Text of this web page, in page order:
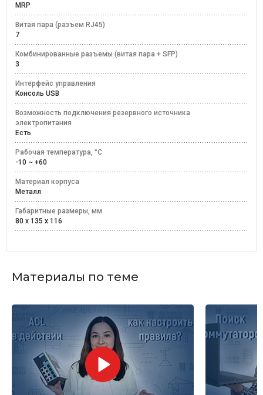
MRP
Витая пара (разъем RJ45)
7
Комбинированные разъемы (витая пара + SFP)
3
Интерфейс управления
Консоль USB
Возможность подключения резервного источника
электропитания
Есть
Рабочая температура, °C
-10 ~ +60
Материал корпуса
Металл
Габаритные размеры, мм
80 x 135 x 116
Материалы по теме